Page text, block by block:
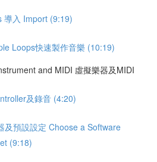
導入 Import (9:19)
Loops快速製作音樂 (10:19)
and MIDI 虛擬樂器及MIDI
及錄音 (4:20)
及預設設定 Choose a Software
(9:18)